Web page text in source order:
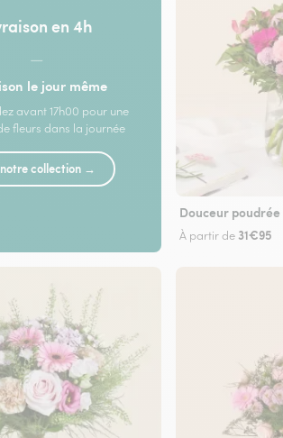
en 4h
—
le jour même
avant 17h00 pour une
fleurs dans la journée
collection →
Douceur poudrée
À partir de 31€95